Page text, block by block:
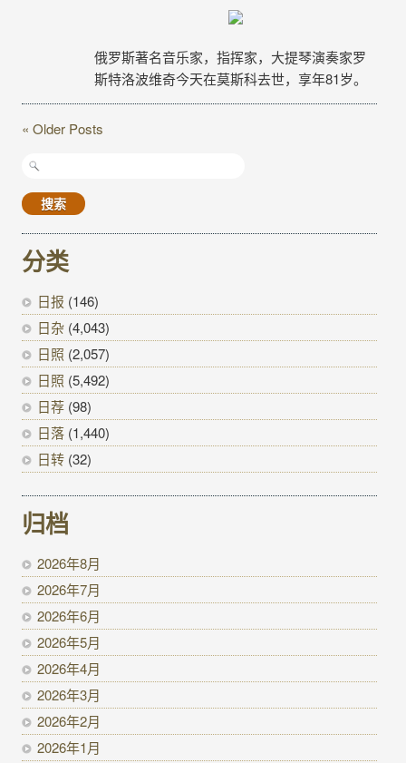
俄罗斯著名音乐家，指挥家，大提琴演奏家罗
斯特洛波维奇今天在莫斯科去世，享年81岁。
« Older Posts
搜
分类
日报 (146)
日杂 (4,043)
日照 (2,057)
日照 (5,492)
日荐 (98)
日落 (1,440)
日转 (32)
归档
2026年8月
2026年7月
2026年6月
2026年5月
2026年4月
2026年3月
2026年2月
2026年1月